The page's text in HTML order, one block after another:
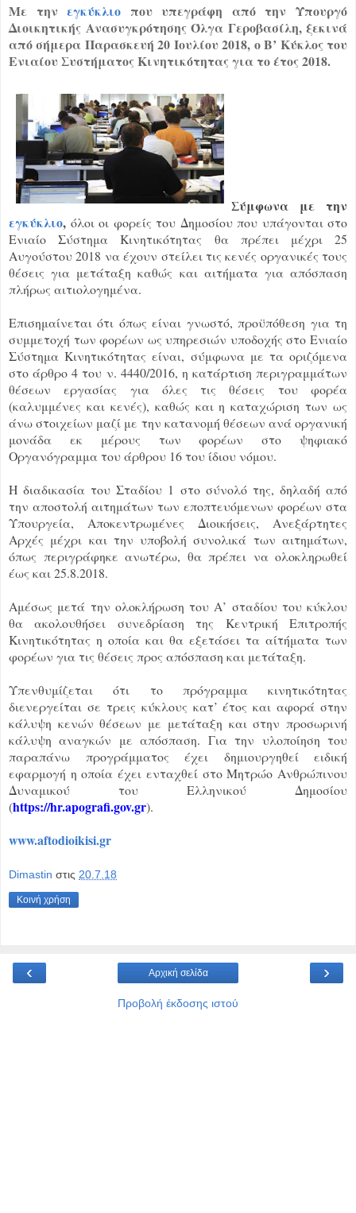
Με τηνεγκύκλιο που υπεγράφη από την Υπουργό
Διοικητικής Ανασυγκρότησης Όλγα Γεροβασίλη, ξεκινά
από σήμερα Παρασκευή 20 Ιουλίου 2018, ο Β’ Κύκλος του
Ενιαίου Συστήματος Κινητικότητας για το έτος 2018.
Σύμφωνα με την
εγκύκλιο, όλοι οι φορείς του Δημοσίου που υπάγονται στο
Ενιαίο Σύστημα Κινητικότητας θα πρέπει μέχρι 25
Αυγούστου 2018 να έχουν στείλει τις κενές οργανικές τους
θέσεις για μετάταξη καθώς και αιτήματα για απόσπαση
πλήρως αιτιολογημένα.
Επισημαίνεται ότι όπως είναι γνωστό, προϋπόθεση για τη
συμμετοχή των φορέων ως υπηρεσιών υποδοχής στο Ενιαίο
Σύστημα Κινητικότητας είναι, σύμφωνα με τα οριζόμενα
στο άρθρο 4 του ν. 4440/2016, η κατάρτιση περιγραμμάτων
θέσεων εργασίας για όλες τις θέσεις του φορέα
(καλυμμένες και κενές), καθώς και η καταχώριση των ως
άνω στοιχείων μαζί με την κατανομή θέσεων ανά οργανική
μονάδα εκ μέρους των φορέων στο ψηφιακό
Οργανόγραμμα του άρθρου 16 του ίδιου νόμου.
Η διαδικασία του Σταδίου 1 στο σύνολό της, δηλαδή από
την αποστολή αιτημάτων των εποπτευόμενων φορέων στα
Υπουργεία, Αποκεντρωμένες Διοικήσεις, Ανεξάρτητες
Αρχές μέχρι και την υποβολή συνολικά των αιτημάτων,
όπως περιγράφηκε ανωτέρω, θα πρέπει να ολοκληρωθεί
έως και 25.8.2018.
Αμέσως μετά την ολοκλήρωση του Α’ σταδίου του κύκλου
θα ακολουθήσει συνεδρίαση της Κεντρική Επιτροπής
Κινητικότητας η οποία και θα εξετάσει τα αίτήματα των
φορέων για τις θέσεις προς απόσπαση και μετάταξη.
Υπενθυμίζεται ότι το πρόγραμμα κινητικότητας
διενεργείται σε τρεις κύκλους κατ’ έτος και αφορά στην
κάλυψη κενών θέσεων με μετάταξη και στην προσωρινή
κάλυψη αναγκών με απόσπαση. Για την υλοποίηση του
παραπάνω προγράμματος έχει δημιουργηθεί ειδική
εφαρμογή η οποία έχει ενταχθεί στο Μητρώο Ανθρώπινου
Δυναμικού του Ελληνικού Δημοσίου
(https://hr.apografi.gov.gr).
www.aftodioikisi.gr
Dimastin στις 20.7.18
Κοινή χρήση
‹ ›
Αρχική σελίδα
Προβολή έκδοσης ιστού